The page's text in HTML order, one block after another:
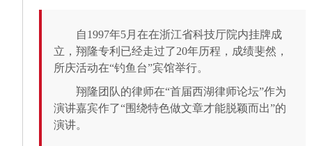
自1997年5月在在浙江省科技厅院内挂牌成
立，翔隆专利已经走过了20年历程，成绩斐然，
所庆活动在“钓鱼台”宾馆举行。
翔隆团队的律师在“首届西湖律师论坛”作为
演讲嘉宾作了“围绕特色做文章才能脱颖而出”的
演讲。